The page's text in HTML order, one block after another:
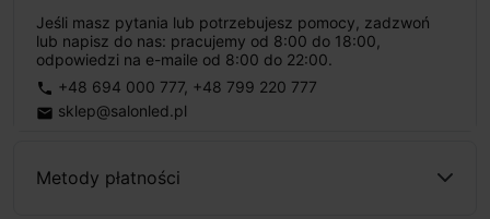
Jeśli masz pytania lub potrzebujesz pomocy, zadzwoń
lub napisz do nas: pracujemy od 8:00 do 18:00,
odpowiedzi na e-maile od 8:00 do 22:00.
phone +48 694 000 777, +48 799 220 777
email sklep@salonled.pl
Metody płatności